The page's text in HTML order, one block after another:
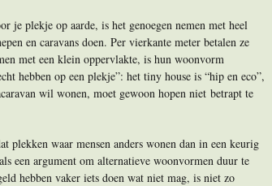
je plekje op aarde, is het genoegen nemen met heel
en caravans doen. Per vierkante meter betalen ze
met een klein oppervlakte, is hun woonvorm
hebben op een plekje”: het tiny house is “hip en eco”,
wil wonen, moet gewoon hopen niet betrapt te
plekken waar mensen anders wonen dan in een keurig
een argument om alternatieve woonvormen duur te
hebben vaker iets doen wat niet mag, is niet zo